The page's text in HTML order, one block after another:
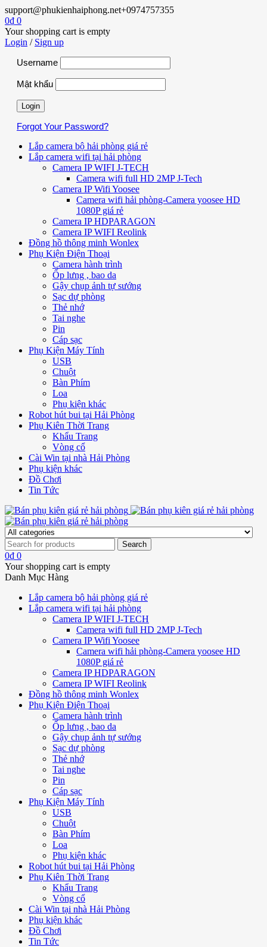
support@phukienhaiphong.net+0974757355
0₫ 0
Your shopping cart is empty
Login / Sign up
Username
Mật khẩu
Forgot Your Password?
Lắp camera bộ hải phòng giá rẻ
Lắp camera wifi tại hải phòng
Camera IP WIFI J-TECH
Camera wifi full HD 2MP J-Tech
Camera IP Wifi Yoosee
Camera wifi hải phòng-Camera yoosee HD
1080P giá rẻ
Camera IP HDPARAGON
Camera IP WIFI Reolink
Đồng hồ thông minh Wonlex
Phụ Kiện Điện Thoại
Camera hành trình
Ốp lưng , bao da
Gậy chụp ảnh tự sướng
Sạc dự phòng
Thẻ nhớ
Tai nghe
Pin
Cáp sạc
Phụ Kiện Máy Tính
USB
Chuột
Bàn Phím
Loa
Phụ kiện khác
Robot hút bui tại Hải Phòng
Phụ Kiên Thời Trang
Khẩu Trang
Vòng cổ
Cài Win tại nhà Hải Phòng
Phụ kiện khác
Đồ Chơi
Tin Tức
0₫ 0
Your shopping cart is empty
Danh Mục Hàng
Lắp camera bộ hải phòng giá rẻ
Lắp camera wifi tại hải phòng
Camera IP WIFI J-TECH
Camera wifi full HD 2MP J-Tech
Camera IP Wifi Yoosee
Camera wifi hải phòng-Camera yoosee HD
1080P giá rẻ
Camera IP HDPARAGON
Camera IP WIFI Reolink
Đồng hồ thông minh Wonlex
Phụ Kiện Điện Thoại
Camera hành trình
Ốp lưng , bao da
Gậy chụp ảnh tự sướng
Sạc dự phòng
Thẻ nhớ
Tai nghe
Pin
Cáp sạc
Phụ Kiện Máy Tính
USB
Chuột
Bàn Phím
Loa
Phụ kiện khác
Robot hút bui tại Hải Phòng
Phụ Kiên Thời Trang
Khẩu Trang
Vòng cổ
Cài Win tại nhà Hải Phòng
Phụ kiện khác
Đồ Chơi
Tin Tức